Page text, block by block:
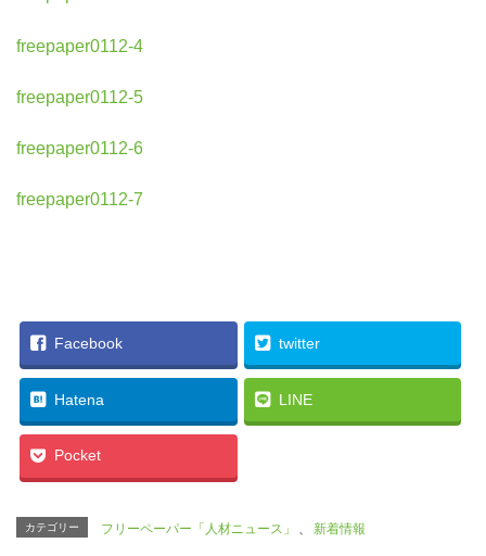
freepaper0112-4
freepaper0112-5
freepaper0112-6
freepaper0112-7
Facebook twitter
Hatena LINE
Pocket
カテゴリー フリーペーパー「人材ニュース」 、 新着情報